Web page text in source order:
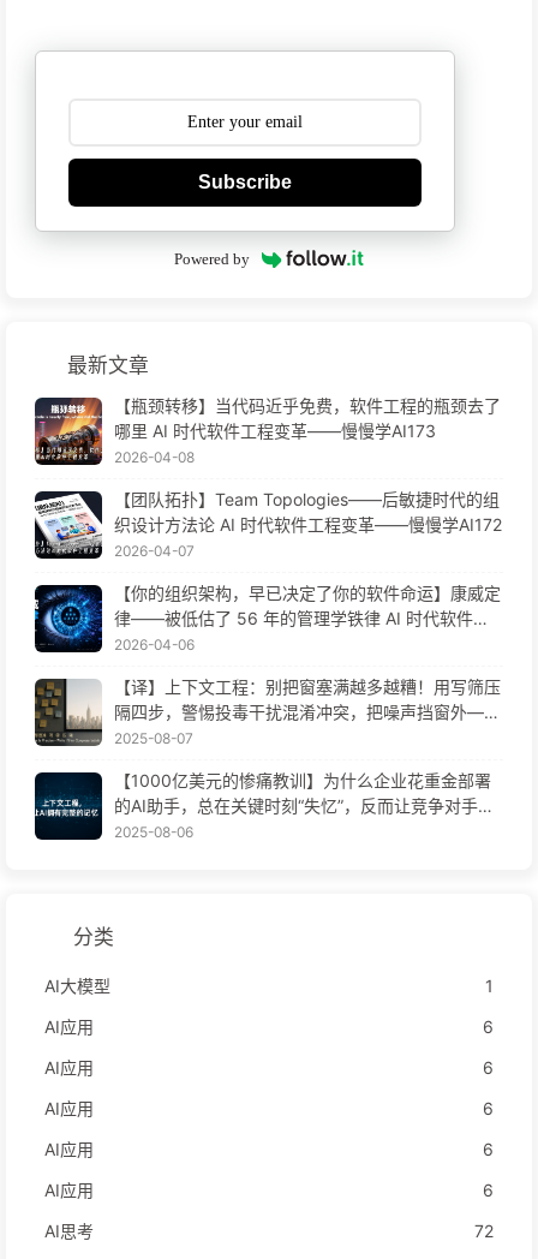
Subscribe
Powered by
最新文章
【瓶颈转移】当代码近乎免费，软件工程的瓶颈去了
哪里 AI 时代软件工程变革——慢慢学AI173
2026-04-08
【团队拓扑】Team Topologies——后敏捷时代的组
织设计方法论 AI 时代软件工程变革——慢慢学AI172
2026-04-07
【你的组织架构，早已决定了你的软件命运】康威定
律——被低估了 56 年的管理学铁律 AI 时代软件工
程变革——慢慢学AI171
2026-04-06
【译】上下文工程：别把窗塞满越多越糟！用写筛压
隔四步，警惕投毒干扰混淆冲突，把噪声挡窗外——
慢慢学AI170
2025-08-07
【1000亿美元的惨痛教训】为什么企业花重金部署
的AI助手，总在关键时刻“失忆”，反而让竞争对手实
现90%性能提升？——慢慢学AI169
2025-08-06
分类
AI大模型
1
AI应用
6
AI应用
6
AI应用
6
AI应用
6
AI应用
6
AI思考
72